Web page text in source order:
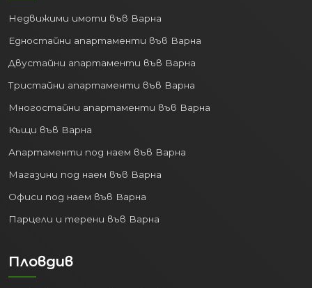
Недвижими имоти във Варна
Едностайни апартаменти във Варна
Двустайни апартаменти във Варна
Тристайни апартаменти във Варна
Многостайни апартаменти във Варна
Къщи във Варна
Апартаменти под наем във Варна
Магазини под наем във Варна
Офиси под наем във Варна
Парцели и терени във Варна
Пловдив